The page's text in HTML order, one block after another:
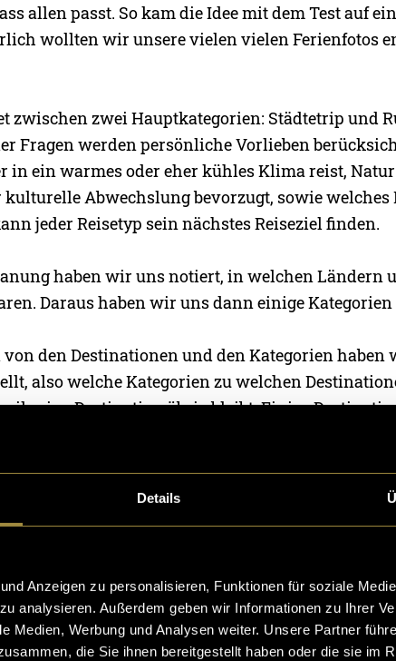
Details
Anzeigen zu personalisieren, Funktionen für soziale
analysieren. Außerdem geben wir Informationen zu Ihrer
Medien, Werbung und Analysen weiter. Unsere Partner
die Sie ihnen bereitgestellt haben oder die sie im
allen passt. So kam die Idee mit dem Test auf
wollten wir unsere vielen vielen Ferienfotos
zwischen zwei Hauptkategorien: Städtetrip und
Fragen werden persönliche Vorlieben
in ein warmes oder eher kühles Klima reist,
kulturelle Abwechslung bevorzugt, sowie welches
jeder Reisetyp sein nächstes Reiseziel finden.
haben wir uns notiert, in welchen Ländern
Daraus haben wir uns dann einige Kategorien
den Destinationen und den Kategorien haben
also welche Kategorien zu welchen
eine Destination übrig bleibt. Einige
Norwegen oder Panama sind noch nicht in